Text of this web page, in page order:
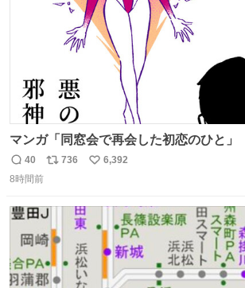
マンガ「同窓会で再会した初恋のひと」
返
信
40
リ
ト
数
736
い
6,392
8時間前